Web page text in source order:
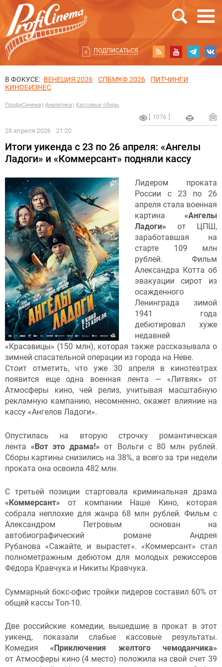
ПОДПИСАТЬСЯ
В ФОКУСЕ: ВЕНЕЦИЯ 2026 СПБМКФ 2026
ПИТЧИНГИ
КИНОБИЗНЕС
ПрофиСинема Аналитика Кассовые сборы
1076
28 апреля 2026 21:20
Итоги уикенда с 23 по 26 апреля: «Ангелы
Ладоги» и «Коммерсант» подняли кассу
Лидером проката
России с 23 по 26
апреля стала военная
картина «Ангелы
Ладоги» от ЦПШ,
заработавшая на
старте 109 млн
рублей. Фильм
Александра Котта об
эвакуации сирот из
осажденного
Ленинграда зимой
1941 года
дебютировал хуже
недавней
«Красавицы» (150 млн), которая также рассказывала о
зимней спасательной операции из города на Неве.
Стоит отметить, что уже 30 апреля в кинотеатрах
появится еще одна военная лента — «Литвяк» от
Атмосферы кино, чей релиз, учитывая масштабную
рекламную кампанию, несомненно, окажет влияние на
кассу «Ангелов Ладоги».
Опустилась на вторую строчку романтическая
лента«Вот это драма!» от Вольги с 80 млн рублей.
Сборы картины снизились на 38%, а всего за три недели
проката она освоила 482 млн.
С третьей позиции стартовала криминальная драма
«Коммерсант» от компании Наше Кино, которая
собрала неплохие для жанра 68 млн рублей. Фильм с
Александром Петровым основан на
автобиографический романе Андрея
Рубанова «Сажайте, и вырастет». «Коммерсант» стал
полнометражным дебютом для молодых режиссеров
Фёдора Кравчука и Никиты Кравчука.
Суммарный бокс-офис тройки лидеров составил 60% от
общей кассы Топ-10.
Две российские комедии, вышедшие в прокат в этот
уикенд, показали слабые кассовые результаты.
Комедия «Приключения желтого чемоданчика»
от Атмосферы кино (4 место) положила на свой счет 39